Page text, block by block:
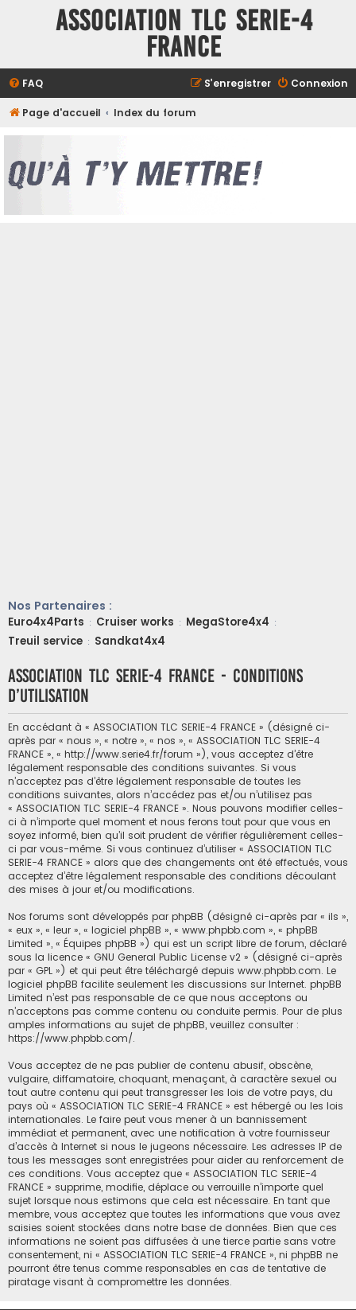
ASSOCIATION TLC SERIE-4
FRANCE
FAQ Connexion
S’enregistrer
Page d'accueil Index du forum
Nos Partenaires :
Euro4x4Parts : Cruiser works : MegaStore4x4 :
Treuil service : Sandkat4x4
ASSOCIATION TLC SERIE-4 FRANCE - Conditions
d’utilisation
En accédant à « ASSOCIATION TLC SERIE-4 FRANCE » (désigné ci-
après par « nous », « notre », « nos », « ASSOCIATION TLC SERIE-4
FRANCE », « http://www.serie4.fr/forum »), vous acceptez d’être
légalement responsable des conditions suivantes. Si vous
n’acceptez pas d’être légalement responsable de toutes les
conditions suivantes, alors n’accédez pas et/ou n’utilisez pas
« ASSOCIATION TLC SERIE-4 FRANCE ». Nous pouvons modifier celles-
ci à n’importe quel moment et nous ferons tout pour que vous en
soyez informé, bien qu’il soit prudent de vérifier régulièrement celles-
ci par vous-même. Si vous continuez d’utiliser « ASSOCIATION TLC
SERIE-4 FRANCE » alors que des changements ont été effectués, vous
acceptez d’être légalement responsable des conditions découlant
des mises à jour et/ou modifications.
Nos forums sont développés par phpBB (désigné ci-après par « ils »,
« eux », « leur », « logiciel phpBB », « www.phpbb.com », « phpBB
Limited », « Équipes phpBB ») qui est un script libre de forum, déclaré
sous la licence « GNU General Public License v2 » (désigné ci-après
par « GPL ») et qui peut être téléchargé depuis www.phpbb.com. Le
logiciel phpBB facilite seulement les discussions sur Internet. phpBB
Limited n’est pas responsable de ce que nous acceptons ou
n’acceptons pas comme contenu ou conduite permis. Pour de plus
amples informations au sujet de phpBB, veuillez consulter :
https://www.phpbb.com/.
Vous acceptez de ne pas publier de contenu abusif, obscène,
vulgaire, diffamatoire, choquant, menaçant, à caractère sexuel ou
tout autre contenu qui peut transgresser les lois de votre pays, du
pays où « ASSOCIATION TLC SERIE-4 FRANCE » est hébergé ou les lois
internationales. Le faire peut vous mener à un bannissement
immédiat et permanent, avec une notification à votre fournisseur
d’accès à Internet si nous le jugeons nécessaire. Les adresses IP de
tous les messages sont enregistrées pour aider au renforcement de
ces conditions. Vous acceptez que « ASSOCIATION TLC SERIE-4
FRANCE » supprime, modifie, déplace ou verrouille n’importe quel
sujet lorsque nous estimons que cela est nécessaire. En tant que
membre, vous acceptez que toutes les informations que vous avez
saisies soient stockées dans notre base de données. Bien que ces
informations ne soient pas diffusées à une tierce partie sans votre
consentement, ni « ASSOCIATION TLC SERIE-4 FRANCE », ni phpBB ne
pourront être tenus comme responsables en cas de tentative de
piratage visant à compromettre les données.